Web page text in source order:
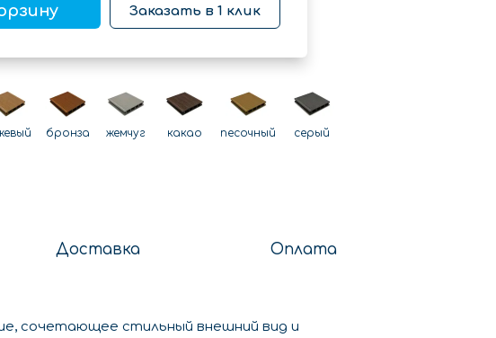
Заказать в 1 клик
бронза жемчуг какао песочный серый
Доставка Оплата
сочетающее стильный внешний вид и